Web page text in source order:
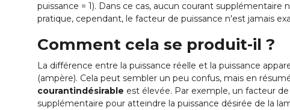
puissance = 1). Dans ce cas, aucun courant
pratique, cependant, le facteur de puissance n'est jamais
Comment cela se produit-il ?
La différence entre la puissance réelle et la puissance
(ampère). Cela peut sembler un peu confus, mais en
courantindésirable est élevée. Par exemple, un facteur
supplémentaire pour atteindre la puissance désirée de la